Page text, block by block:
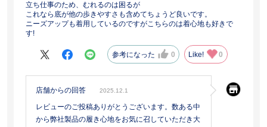
立ち仕事のため、むれるのは困るが
これなら底が他の歩きやすさも含めてちょうど良いです。
ニーズアップも着用しているのですがこちらのは着心地も好きで
す!
参考になった 0 Like! 0
店舗からの回答 2025.12.1
レビューのご投稿ありがとうございます。数ある中
から弊社製品の履き心地をお気に召していただき大